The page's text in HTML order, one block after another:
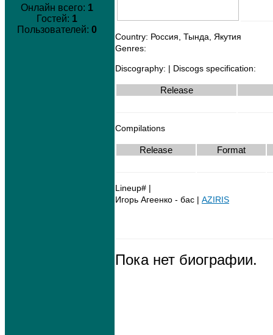
Онлайн всего: 1
Гостей: 1
Пользователей: 0
Country: Россия, Тында, Якутия
Genres:
Discography: | Discogs specification:
Release
Compilations
Release Format
Lineup# |
Игорь Агеенко - бас | AZIRIS
Пока нет биографии.